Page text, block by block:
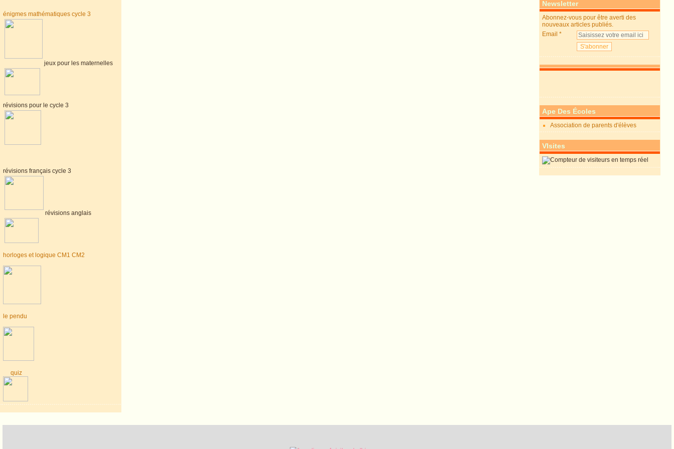
énigmes mathématiques cycle 3
jeux pour les maternelles
révisions pour le cycle 3
révisions français cycle 3
révisions anglais
horloges et logique CM1 CM2
le pendu
quiz
Newsletter
Abonnez-vous pour être averti des
nouveaux articles publiés.
Email
Ape Des Écoles
Association de parents d'élèves
VIsites